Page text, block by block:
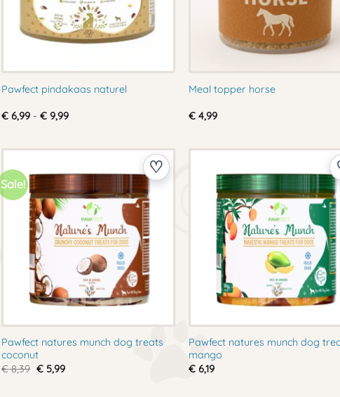
Pawfect pindakaas naturel
€ 6,99 - € 9,99Prijsklasse:
Meal topper horse
€ 4,99
Sale!
Pawfect natures munch dog treats
coconut
€8,39 Oorspronkelijke
prijs
€5,99Huidige
Pawfect natures munch dog
mango
€ 6,19